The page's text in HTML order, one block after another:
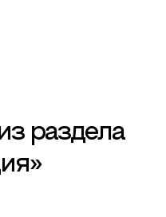
раздела